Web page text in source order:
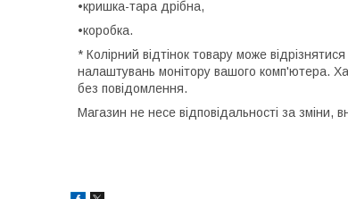
•кришка-тара дрібна,
•коробка.
* Колірний відтінок товару може
налаштувань монітору вашого комп'ютера.
без повідомлення.
Магазин не несе відповідальності за зміни,